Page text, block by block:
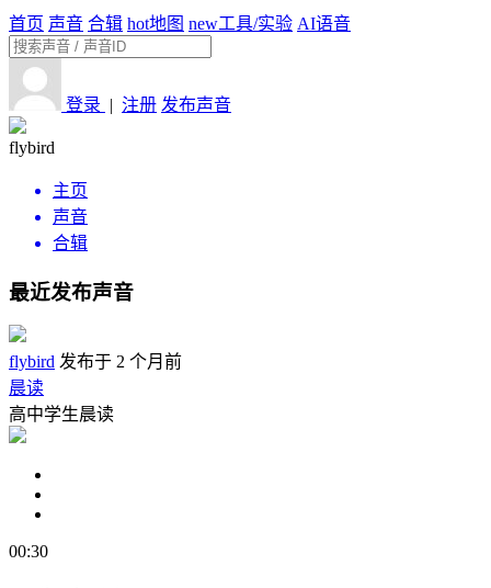
首页 声音 合辑 hot地图 new工具/实验 AI语音
登录 | 注册 发布声音
flybird
主页
声音
合辑
最近发布声音
flybird 发布于 2 个月前
晨读
高中学生晨读
00:30